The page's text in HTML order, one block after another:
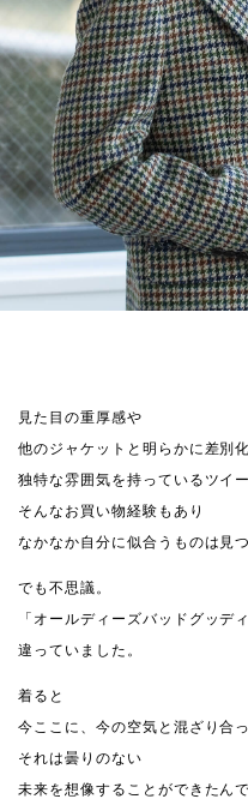
見た目の重厚感や
他のジャケットと明らかに差別
独特な雰囲気を持っているツイ
そんなお買い物経験もあり
なかなか自分に似合うものは見
でも不思議。
「オールディーズバッドグッデ
違っていました。
着ると
今ここに、今の空気と混ざり合
それは曇りのない
未来を想像することができたんで